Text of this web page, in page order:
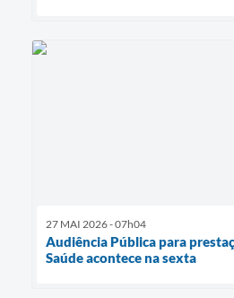
27 MAI 2026 - 07h04
Audiência Pública para
Saúde acontece na sexta